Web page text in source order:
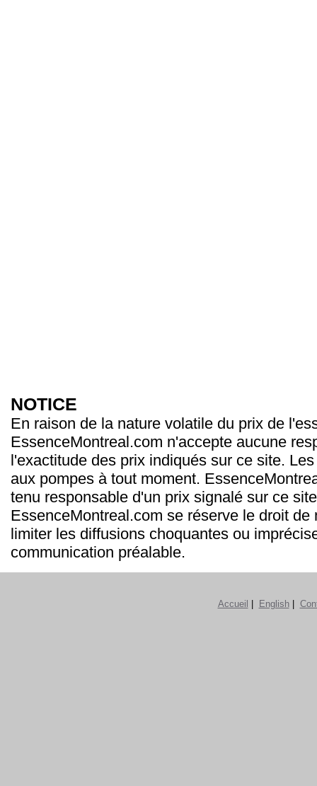
NOTICE
En raison de la nature volatile du prix de
EssenceMontreal.com n'accepte aucune
l'exactitude des prix indiqués sur ce site.
aux pompes à tout moment.
tenu responsable d'un prix signalé sur ce
EssenceMontreal.com se réserve le droit de
limiter les diffusions choquantes ou
communication préalable.
Accueil English|